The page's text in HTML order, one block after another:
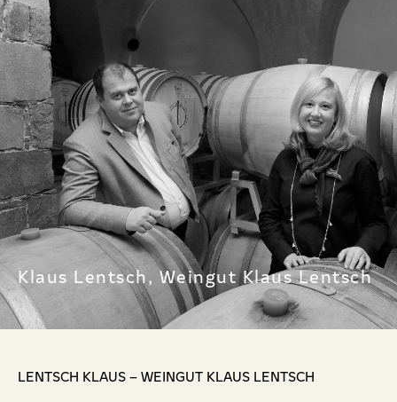
Klaus Lentsch, Weingut Klaus Lentsch
LENTSCH KLAUS – WEINGUT KLAUS LENTSCH